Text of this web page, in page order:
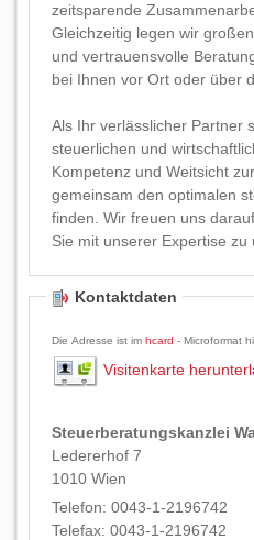
zeitsparende
Gleichzeitig legen wir
und vertrauensvolle
bei Ihnen vor Ort oder über
Als Ihr verlässlicher Partner
steuerlichen und
Kompetenz und Weitsicht
gemeinsam den optimalen
finden. Wir freuen uns
Sie mit unserer Expertise zu
Kontaktdaten
Die Adresse ist im hcard - Microformat
Visitenkarte
Steuerberatungskanzlei
Ledererhof 7
1010 Wien
Telefon: 0043-1-2196742
Telefax: 0043-1-2196742